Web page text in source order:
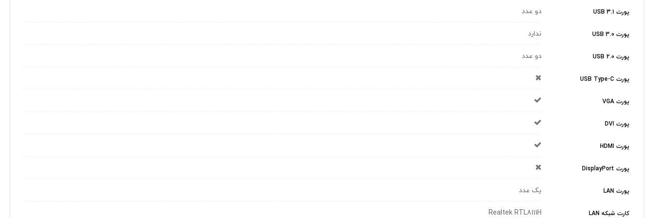
پورت USB 3.1 دو عدد
پورت USB 3.0 ندارد
پورت USB 2.0 دو عدد
پورت USB Type-C
پورت VGA
پورت DVI
پورت HDMI
پورت DisplayPort
پورت LAN یک عدد
کارت شبکه LAN Realtek RTL8111H